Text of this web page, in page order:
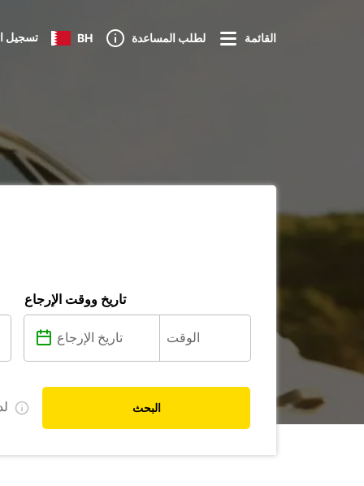
تسجيل BH لطلب المساعدة القائمة
تاريخ ووقت الإرجاع
البحث